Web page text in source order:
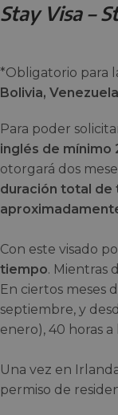
Stay Visa –
*Obligatorio para
Bolivia,
Para poder
inglés de mínimo
otorgará dos
duración total de
Con este visado
tiempo. Mientras
En ciertos meses
septiembre, y
enero), 40 horas a
Una vez en
permiso de